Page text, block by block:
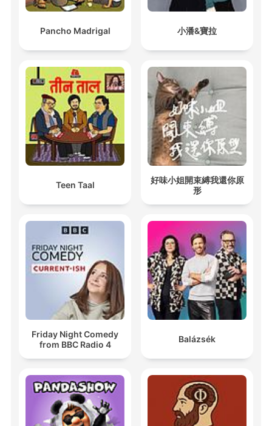
Pancho Madrigal 小潘&寶拉
Teen Taal
好味小姐開束縛我還你原
形
Friday Night Comedy
from BBC Radio 4
Balázsék